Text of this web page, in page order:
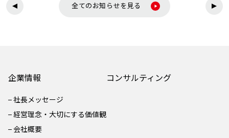
全てのお知らせを見る
企業情報
社長メッセージ
経営理念・大切にする価値観
会社概要
コンサルティング